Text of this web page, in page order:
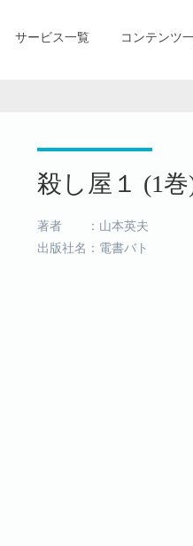
サービス一覧 コンテンツ
殺し屋１ (1巻
著者 ：山本英夫
出版社名：電書バト